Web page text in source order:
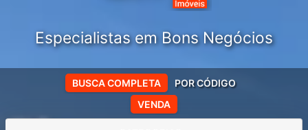
Especialistas em Bons Negócios
VENDA
BUSCA COMPLETA POR CÓDIGO